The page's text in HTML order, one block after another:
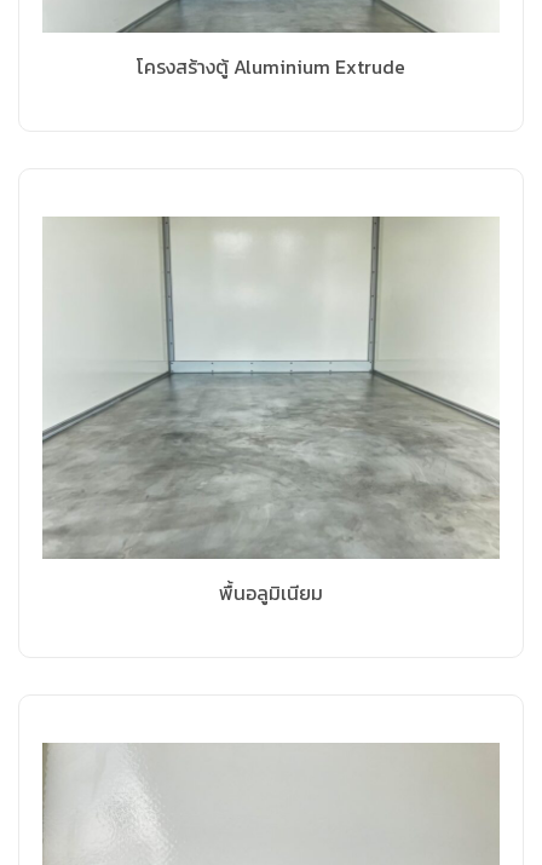
โครงสร้างตู้ Aluminium Extrude
พื้นอลูมิเนียม